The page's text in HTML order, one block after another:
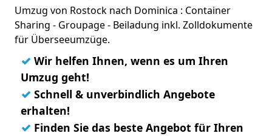
Umzug von Rostock nach Dominica : Container
Sharing - Groupage - Beiladung inkl. Zolldokumente
für Überseeumzüge.
✓ Wir helfen Ihnen, wenn es um Ihren
Umzug geht!
✓ Schnell & unverbindlich Angebote
erhalten!
✓ Finden Sie das beste Angebot für Ihren